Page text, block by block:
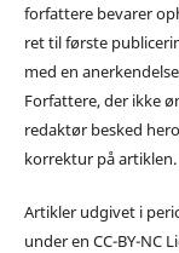
forfattere bevarer
ret til første
med en
Forfattere, der ikke
redaktør besked
korrektur på artiklen.
Artikler udgivet i
under en CC-BY-NC